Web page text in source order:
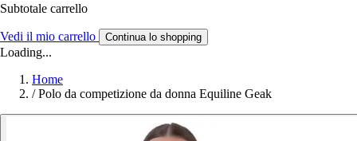
Subtotale carrello
Vedi il mio carrello Continua lo shopping
Loading...
Home
/ Polo da competizione da donna Equiline Geak